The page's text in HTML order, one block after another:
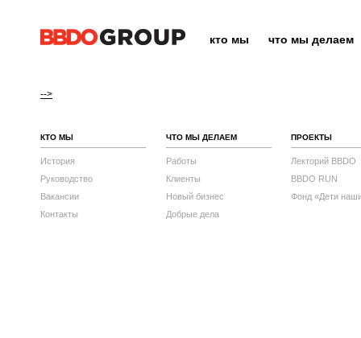
кто мы что мы делаем
-->
КТО МЫ
История
Руководство
Вакансии
Контакты
ЧТО МЫ ДЕЛАЕМ
Работы
Клиенты
Новый бизнес
Добрые дела
ПРОЕКТЫ
Лекторий BBDO
BBDO RUN
Фонд «Дети